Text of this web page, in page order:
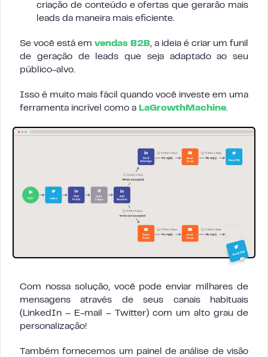
criação de conteúdo e ofertas que gerarão mais
leads da maneira mais eficiente.
Se você está em vendas B2B , a ideia é criar um funil
de geração de leads que seja adaptado ao seu
público-alvo.
Isso é muito mais fácil quando você investe em uma
ferramenta incrível como a LaGrowthMachine
Com nossa solução, você pode enviar milhares de
mensagens através de seus canais habituais
(LinkedIn – E-mail – Twitter) com um alto grau de
personalização!
Também fornecemos um painel de análise de visão